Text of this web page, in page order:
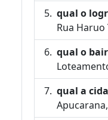
qual o
Rua Haruo
qual o
qual a